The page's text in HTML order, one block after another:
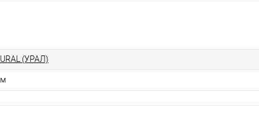
URAL (УРАЛ)
м